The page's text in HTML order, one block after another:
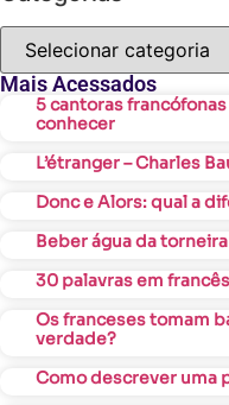
Mais Acessados
5 cantoras
conhecer
L’étranger – Charles
Donc e Alors: qual a
Beber água da
30 palavras em
Os franceses tomam
verdade?
Como descrever uma